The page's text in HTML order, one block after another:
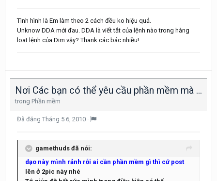
Tình hình là Em làm theo 2 cách đều ko hiệu quả.
Unknow DDA mới đau. DDA là viết tắt của lệnh nào trong hàng
loat lệnh của Dim vậy? Thank các bác nhiều!
Nơi Các bạn có thể yêu cầu phần mềm mà bạn muốn
trong Phần mềm
Đã đăng Tháng 5 6, 2010 ·
gamethuds đã nói:
dạo này mình rảnh rỗi ai cần phần mềm gì thì cứ post
lên ở 2pic này nhé